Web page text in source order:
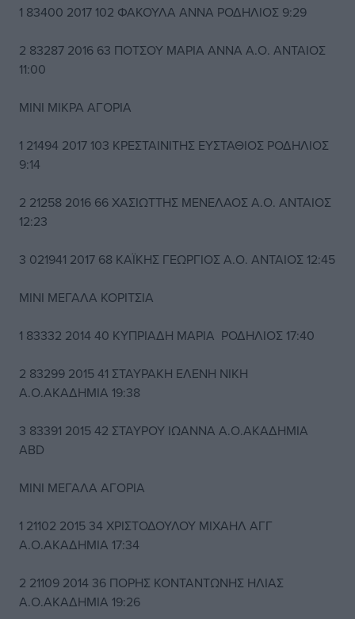
1 83400 2017 102 ΦΑΚΟΥΛΑ ΑΝΝΑ ΡΟΔΗΛΙΟΣ 9:29
2 83287 2016 63 ΠΟΤΣΟΥ ΜΑΡΙΑ ΑΝΝΑ Α.Ο. ΑΝΤΑΙΟΣ
11:00
ΜΙΝΙ ΜΙΚΡΑ ΑΓΟΡΙΑ
1 21494 2017 103 ΚΡΕΣΤΑΙΝΙΤΗΣ ΕΥΣΤΑΘΙΟΣ ΡΟΔΗΛΙΟΣ
9:14
2 21258 2016 66 ΧΑΣΙΩΤΤΗΣ ΜΕΝΕΛΑΟΣ Α.Ο. ΑΝΤΑΙΟΣ
12:23
3 021941 2017 68 ΚΑΪΚΗΣ ΓΕΩΡΓΙΟΣ Α.Ο. ΑΝΤΑΙΟΣ 12:45
ΜΙΝΙ ΜΕΓΑΛΑ ΚΟΡΙΤΣΙΑ
1 83332 2014 40 ΚΥΠΡΙΑΔΗ ΜΑΡΙΑ ΡΟΔΗΛΙΟΣ 17:40
2 83299 2015 41 ΣΤΑΥΡΑΚΗ ΕΛΕΝΗ ΝΙΚΗ
Α.Ο.ΑΚΑΔΗΜΙΑ 19:38
3 83391 2015 42 ΣΤΑΥΡΟΥ ΙΩΑΝΝΑ Α.Ο.ΑΚΑΔΗΜΙΑ
ABD
ΜΙΝΙ ΜΕΓΑΛΑ ΑΓΟΡΙΑ
1 21102 2015 34 ΧΡΙΣΤΟΔΟΥΛΟΥ ΜΙΧΑΗΛ ΑΓΓ
Α.Ο.ΑΚΑΔΗΜΙΑ 17:34
2 21109 2014 36 ΠΟΡΗΣ ΚΟΝΤΑΝΤΩΝΗΣ ΗΛΙΑΣ
Α.Ο.ΑΚΑΔΗΜΙΑ 19:26